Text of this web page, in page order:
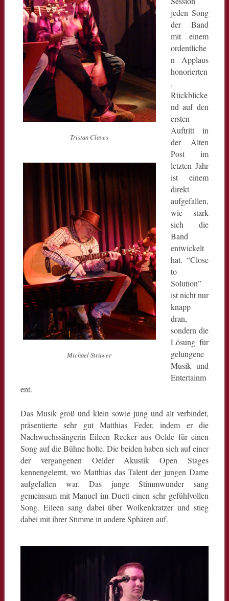
Tristan Claves
Michael Strüwer
jeden Song
der Band
mit einem
ordentliche
n Applaus
honorierten
.
Rückblicke
nd auf den
ersten
Auftritt in
der Alten
Post im
letzten Jahr
ist einem
direkt
aufgefallen,
wie stark
sich die
Band
entwickelt
hat. “Close
to
Solution”
ist nicht nur
knapp
dran,
sondern die
Lösung für
gelungene
Musik und
Entertainm
ent.
Das Musik groß und klein sowie jung und alt verbindet,
präsentierte sehr gut Matthias Feder, indem er die
Nachwuchssängerin Eileen Recker aus Oelde für einen
Song auf die Bühne holte. Die beiden haben sich auf einer
der vergangenen Oelder Akustik Open Stages
kennengelernt, wo Matthias das Talent der jungen Dame
aufgefallen war. Das junge Stimmwunder sang
gemeinsam mit Manuel im Duett einen sehr gefühlvollen
Song. Eileen sang dabei über Wolkenkratzer und stieg
dabei mit ihrer Stimme in andere Sphären auf.